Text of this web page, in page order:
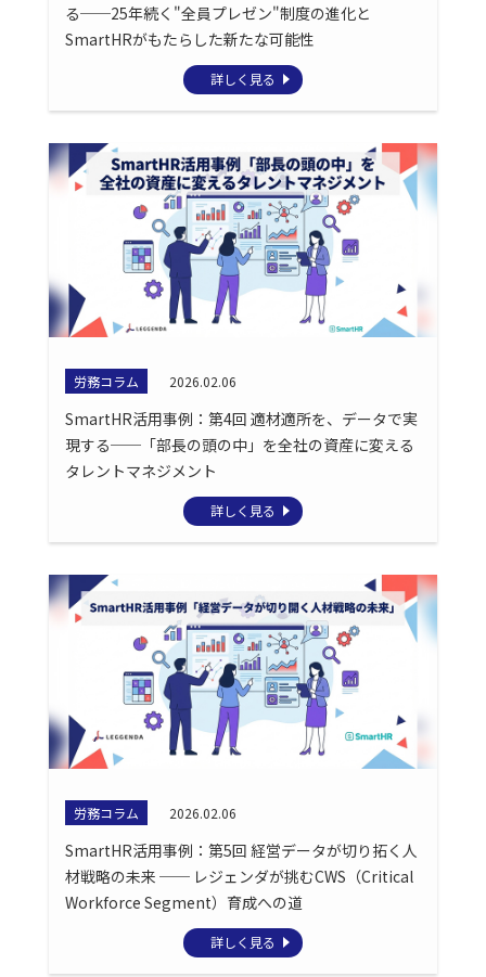
る──25年続く"全員プレゼン"制度の進化と
SmartHRがもたらした新たな可能性
詳しく見る
労務コラム 2026.02.06
SmartHR活用事例：第4回 適材適所を、データで実
現する──「部長の頭の中」を全社の資産に変える
タレントマネジメント
詳しく見る
労務コラム 2026.02.06
SmartHR活用事例：第5回 経営データが切り拓く人
材戦略の未来 ── レジェンダが挑むCWS（Critical
Workforce Segment）育成への道
詳しく見る